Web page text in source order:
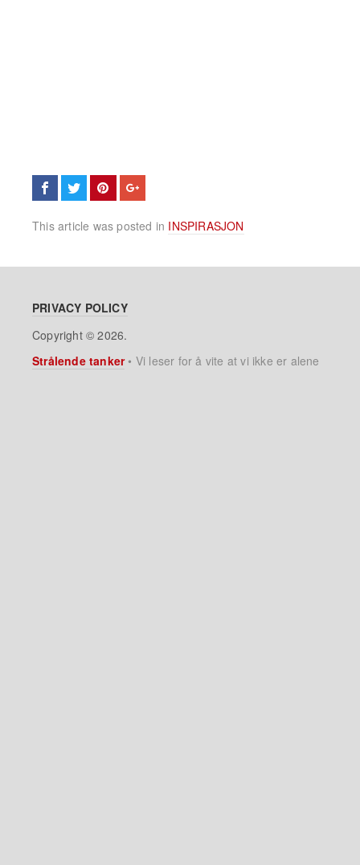
This article was posted in INSPIRASJON
PRIVACY POLICY
Copyright © 2026.
Strålende tanker• Vi leser for å vite at vi ikke er alene